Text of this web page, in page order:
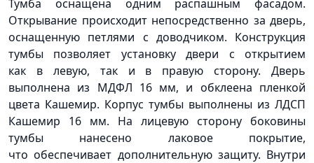
Тумба оснащена одним распашным фасадом.
Открывание происходит непосредственно за дверь,
оснащенную петлями с доводчиком. Конструкция
тумбы позволяет установку двери с открытием
как в левую, так и в правую сторону. Дверь
выполнена из МДФЛ 16 мм, и обклеена пленкой
цвета Кашемир. Корпус тумбы выполнены из ЛДСП
Кашемир 16 мм. На лицевую сторону боковины
тумбы нанесено лаковое покрытие,
что обеспечивает дополнительную защиту. Внутри